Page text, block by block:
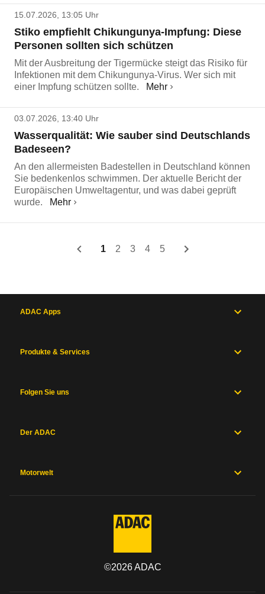
15.07.2026, 13:05 Uhr
Stiko empfiehlt Chikungunya-Impfung: Diese
Personen sollten sich schützen
Mit der Ausbreitung der Tigermücke steigt das Risiko für
Infektionen mit dem Chikungunya-Virus. Wer sich mit
einer Impfung schützen sollte.
Mehr
03.07.2026, 13:40 Uhr
Wasserqualität: Wie sauber sind Deutschlands
Badeseen?
An den allermeisten Badestellen in Deutschland können
Sie bedenkenlos schwimmen. Der aktuelle Bericht der
Europäischen Umweltagentur, und was dabei geprüft
wurde.
Mehr
1 2 3 4 5
ADAC Apps
Produkte & Services
Folgen Sie uns
Der ADAC
Motorwelt
©2026ADAC